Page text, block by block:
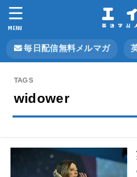
毎日配信無料メルマガ
MENU
widower